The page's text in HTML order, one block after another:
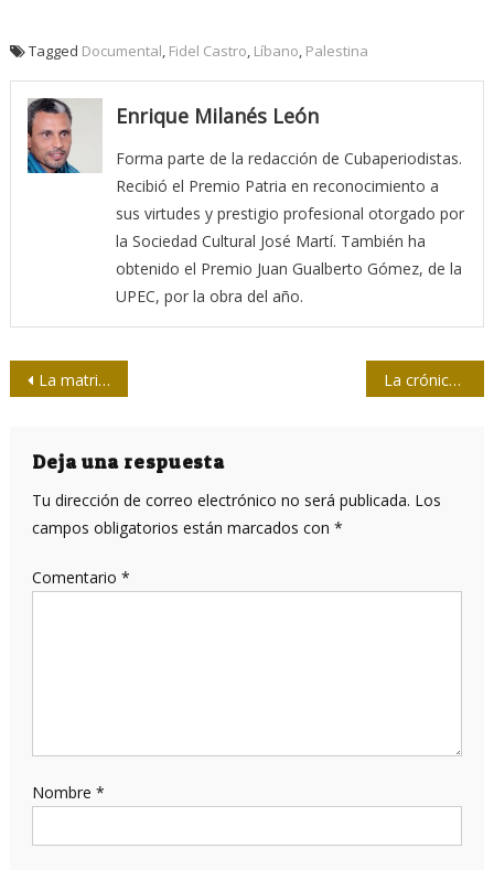
Tagged Documental, Fidel Castro, Líbano, Palestina
Enrique Milanés León
Forma parte de la redacción de Cubaperiodistas.
Recibió el Premio Patria en reconocimiento a
sus virtudes y prestigio profesional otorgado por
la Sociedad Cultural José Martí. También ha
obtenido el Premio Juan Gualberto Gómez, de la
UPEC, por la obra del año.
Navegación
entradas
La matria (y su prole) La crónica según Licitra: tiempo, carisma y resistencia
Deja una respuesta
Tu dirección de correo electrónico no será publicada. Los
campos obligatorios están marcados con *
Comentario *
Nombre *